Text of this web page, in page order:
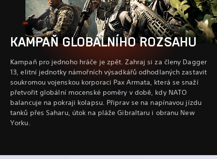
KAMPAŇ GLOBÁLNÍHO ROZSAHU
Kampaň pro jednoho hráče je zpět. Zahraj si za členy Dagger
13, elitní jednotky námořních výsadkářů odhodlaných zastavit
soukromou vojenskou korporaci Pax Armata, která se snaží
přetvořit globální mocenské poměry v době, kdy NATO
balancuje na pokraji kolapsu. Připrav se na napínavou jízdu
tanků přes Saharu, útok na pláže Gibraltaru i obranu New
Yorku.